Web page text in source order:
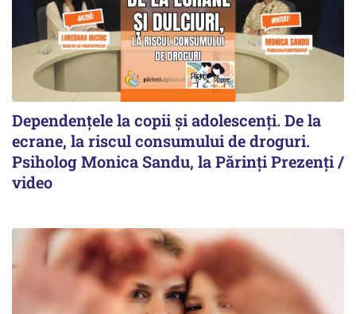
Dependențele la copii și adolescenți. De la
ecrane, la riscul consumului de droguri.
Psiholog Monica Sandu, la Părinți Prezenți /
video